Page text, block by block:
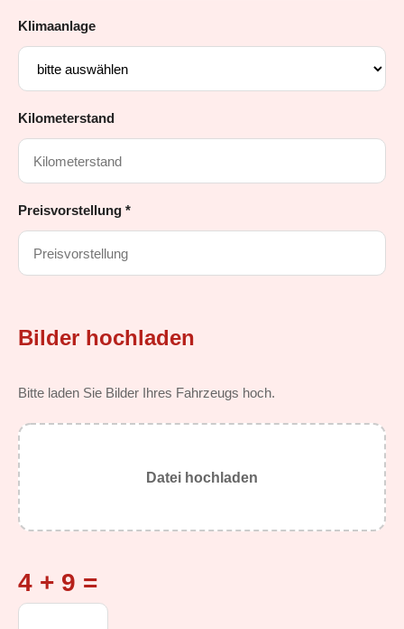
Klimaanlage
Kilometerstand
Preisvorstellung *
Bilder hochladen
Bitte laden Sie Bilder Ihres Fahrzeugs hoch.
Datei hochladen
4 + 9 =